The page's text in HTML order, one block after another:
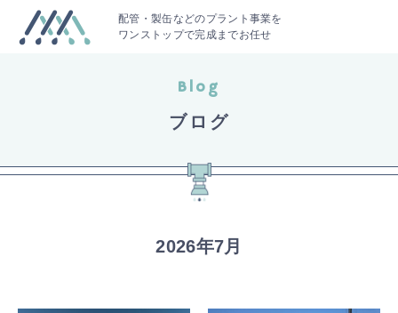
配管・製缶などのプラント事業を
ワンストップで完成までお任せ
Blog
ブログ
2026年7月